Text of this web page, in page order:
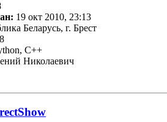
19 окт 2010, 23:13
Беларусь, г. Брест
C++
Николаевич